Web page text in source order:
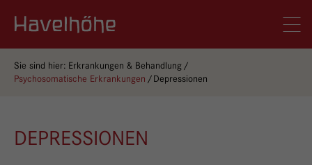
Sie sind hier: Erkrankungen & Behandlung
Psychosomatische Erkrankungen
Depressionen
DEPRESSIONEN